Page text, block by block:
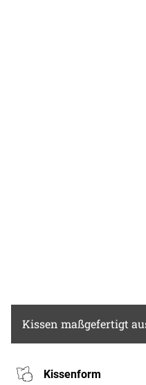
Kissen maßgefertigt
Kissenform